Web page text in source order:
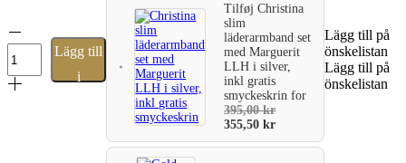
8
kt.
guld
nitar
Lägg till
i
TilføjChristina
slim
läderarmband set
med Marguerit
LLH i silver,
inkl gratis
smyckeskrinfor
395,00kr
355,50kr
Lägg till på
önskelistan
Lägg till på
önskelistan